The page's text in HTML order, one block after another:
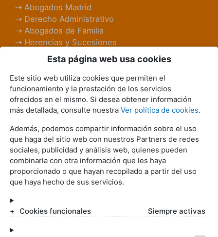
Abogados Madrid
Derecho Administrativo
Abogados de Familia
Herencias y Sucesiones
Abogados Laboralistas
Abogados Penalistas
Derecho Civil
Abogados Mercantiles
Inmobiliario
Bancario e Hipotecario
REDES SOCIALES
SERVICIOS JURÍDICOS
Abogados Matrimonialistas
Esta página web usa cookies
Este sitio web utiliza cookies que permiten el
funcionamiento y la prestación de los servicios
ofrecidos en el mismo. Si desea obtener información
más detallada, consulte nuestra Ver política de cookies.
Además, podemos compartir información sobre el uso
que haga del sitio web con nuestros Partners de redes
sociales, publicidad y análisis web, quienes pueden
combinarla con otra información que les haya
proporcionado o que hayan recopilado a partir del uso
que haya hecho de sus servicios.
Cookies funcionales Siempre activas